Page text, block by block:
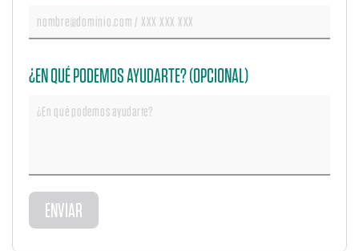
¿EN QUÉ PODEMOS AYUDARTE? (OPCIONAL)